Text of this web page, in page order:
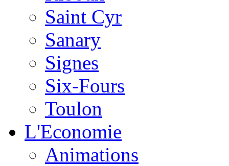
Saint Cyr
Sanary
Signes
Six-Fours
Toulon
L'Economie
Animations